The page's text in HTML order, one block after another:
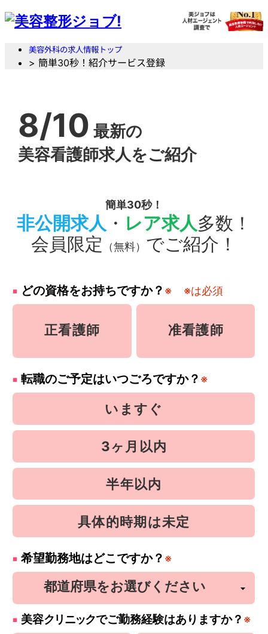
美容外科の求人情報トップ
> 簡単30秒！紹介サービス登録
8/10 最新の
美容看護師求人をご紹介
簡単30秒！
非公開求人 ・ レア求人多数！
会員限定
（無料） でご紹介！
どの資格をお持ちですか？ ※ ※は必須
正看護師 准看護師
転職のご予定はいつごろですか？ ※
いますぐ
3ヶ月以内
半年以内
具体的時期は未定
希望勤務地はどこですか？ ※
美容クリニックでご勤務経験はありますか？ ※